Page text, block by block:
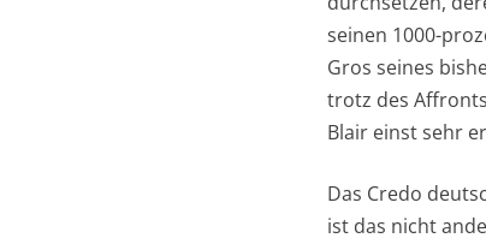
seinen 1000-
Gros seines
trotz des
Blair einst sehr
Das Credo
ist das nicht